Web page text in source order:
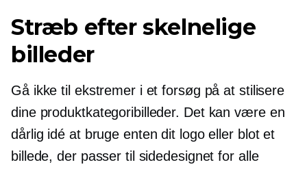
Stræb efter skelnelige
billeder
Gå ikke til ekstremer i et forsøg på at stilisere
dine produktkategoribilleder. Det kan være en
dårlig idé at bruge enten dit logo eller blot et
billede, der passer til sidedesignet for alle